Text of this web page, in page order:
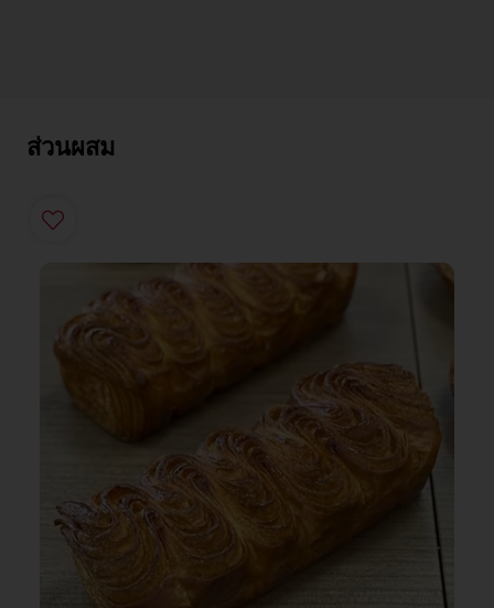
ส่วนผสม